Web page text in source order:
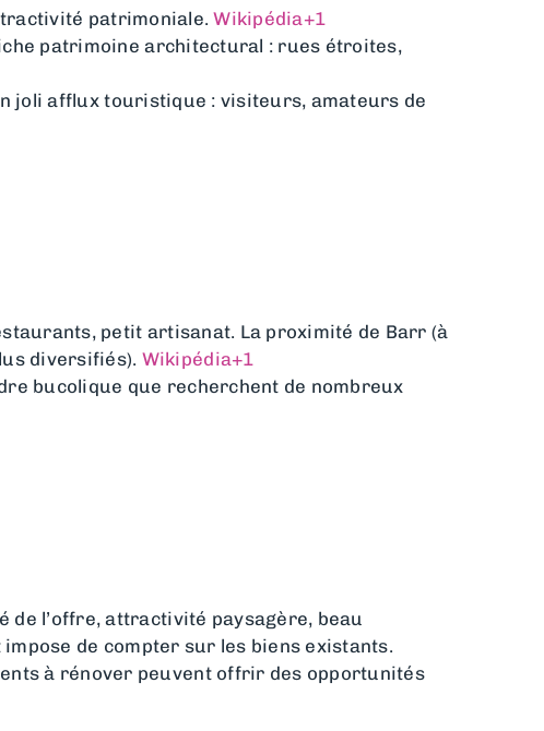
patrimoniale.Wikipédia+1
patrimoine architectural : rues étroites,
joli afflux touristique : visiteurs, amateurs de
petit artisanat. La proximité de Barr (à
diversifiés). Wikipédia+1
bucolique que recherchent de nombreux
l’offre, attractivité paysagère, beau
de compter sur les biens existants.
à rénover peuvent offrir des opportunités